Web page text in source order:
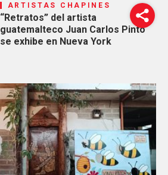
ARTISTAS CHAPINES
“Retratos” del artista
guatemalteco Juan Carlos Pinto
se exhibe en Nueva York